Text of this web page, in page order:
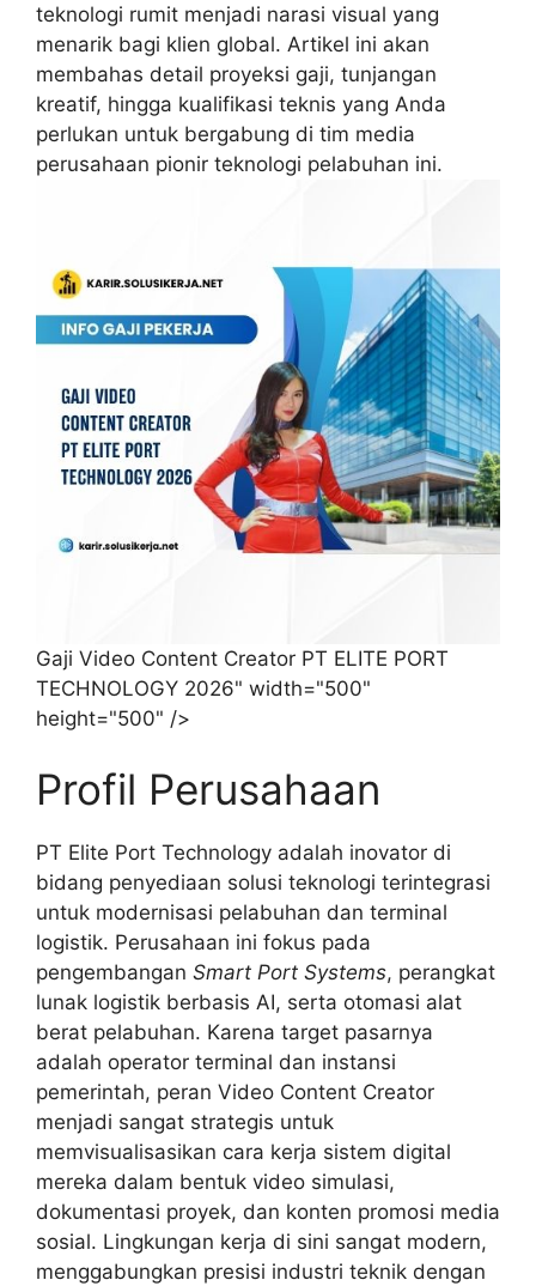
teknologi rumit menjadi narasi visual yang
menarik bagi klien global. Artikel ini akan
membahas detail proyeksi gaji, tunjangan
kreatif, hingga kualifikasi teknis yang Anda
perlukan untuk bergabung di tim media
perusahaan pionir teknologi pelabuhan ini.
Gaji Video Content Creator PT ELITE PORT
TECHNOLOGY 2026" width="500"
height="500" />
Profil Perusahaan
PT Elite Port Technology adalah inovator di
bidang penyediaan solusi teknologi terintegrasi
untuk modernisasi pelabuhan dan terminal
logistik. Perusahaan ini fokus pada
pengembangan Smart Port Systems, perangkat
lunak logistik berbasis AI, serta otomasi alat
berat pelabuhan. Karena target pasarnya
adalah operator terminal dan instansi
pemerintah, peran Video Content Creator
menjadi sangat strategis untuk
memvisualisasikan cara kerja sistem digital
mereka dalam bentuk video simulasi,
dokumentasi proyek, dan konten promosi media
sosial. Lingkungan kerja di sini sangat modern,
menggabungkan presisi industri teknik dengan